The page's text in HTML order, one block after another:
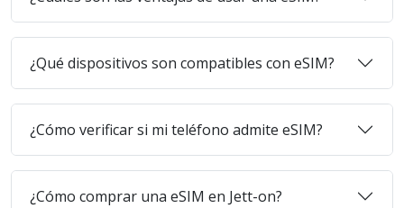
¿Qué dispositivos son compatibles con eSIM?
¿Cómo verificar si mi teléfono admite eSIM?
¿Cómo comprar una eSIM en Jett-on?